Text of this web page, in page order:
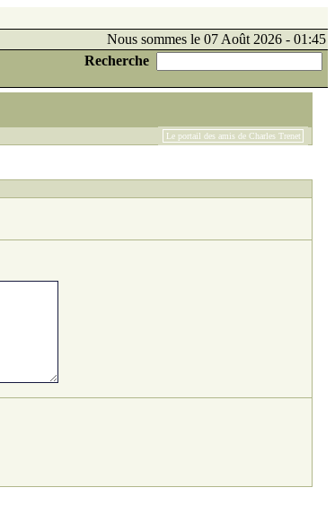
Nous sommes le 07 Août 2026 - 01:45
Recherche
Le portail des amis de Charles Trenet